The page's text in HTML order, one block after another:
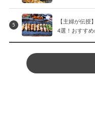
5
【主婦が伝
4選！おすす